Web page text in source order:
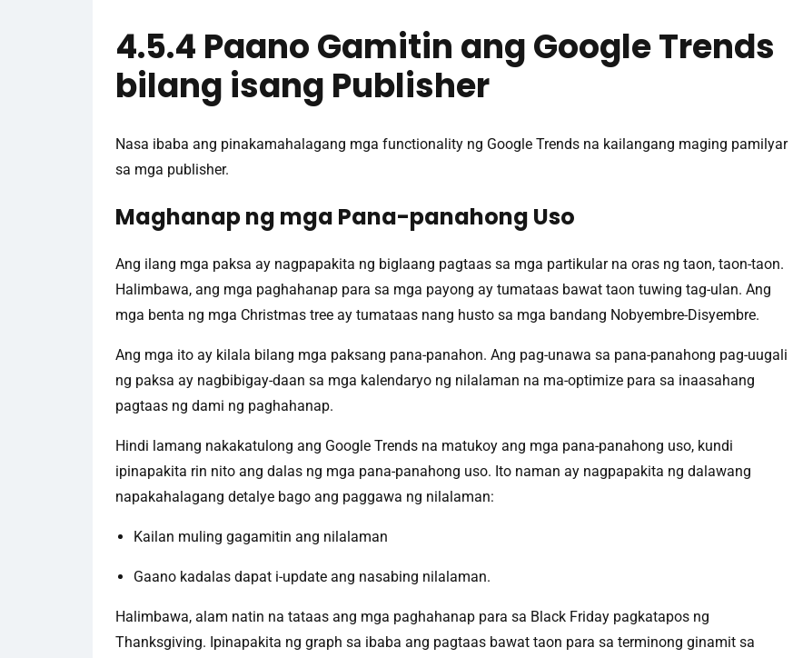
4.5.4 Paano Gamitin ang Google Trends
bilang isang Publisher
Nasa ibaba ang pinakamahalagang mga functionality ng Google Trends na kailangang maging pamilyar
sa mga publisher.
Maghanap ng mga Pana-panahong Uso
Ang ilang mga paksa ay nagpapakita ng biglaang pagtaas sa mga partikular na oras ng taon, taon-taon.
Halimbawa, ang mga paghahanap para sa mga payong ay tumataas bawat taon tuwing tag-ulan. Ang
mga benta ng mga Christmas tree ay tumataas nang husto sa mga bandang Nobyembre-Disyembre.
Ang mga ito ay kilala bilang mga paksang pana-panahon. Ang pag-unawa sa pana-panahong pag-uugali
ng paksa ay nagbibigay-daan sa mga kalendaryo ng nilalaman na ma-optimize para sa inaasahang
pagtaas ng dami ng paghahanap.
Hindi lamang nakakatulong ang Google Trends na matukoy ang mga pana-panahong uso, kundi
ipinapakita rin nito ang dalas ng mga pana-panahong uso. Ito naman ay nagpapakita ng dalawang
napakahalagang detalye bago ang paggawa ng nilalaman:
Kailan muling gagamitin ang nilalaman
Gaano kadalas dapat i-update ang nasabing nilalaman.
Halimbawa, alam natin na tataas ang mga paghahanap para sa Black Friday pagkatapos ng
Thanksgiving. Ipinapakita ng graph sa ibaba ang pagtaas bawat taon para sa terminong ginamit sa